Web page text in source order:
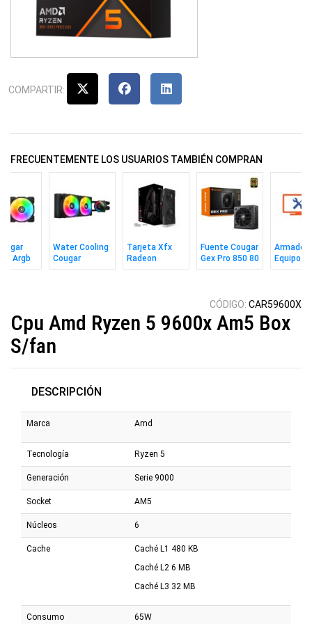
COMPARTIR:
FRECUENTEMENTE LOS USUARIOS TAMBIÉN COMPRAN
Argb
Water Cooling
Cougar
Poseidon Elite
Tarjeta Xfx
Radeon
Rx9060xt 8gb
Fuente Cougar
Gex Pro 850 80
Plus Gold 3.1
Armado
Equipo
CÓDIGO: CAR59600X
Cpu Amd Ryzen 5 9600x Am5 Box
S/fan
DESCRIPCIÓN
Marca Amd
Tecnología Ryzen 5
Generación Serie 9000
Socket AM5
Núcleos 6
Cache
Caché L1 480 KB
Caché L2 6 MB
Caché L3 32 MB
Consumo 65W